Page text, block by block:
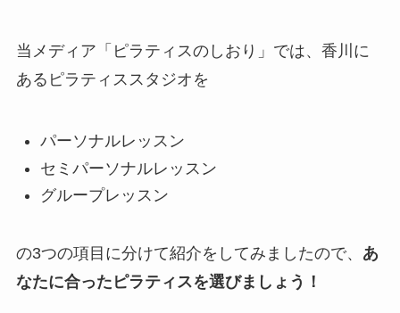
当メディア「ピラティスのしおり」では、香川に
あるピラティススタジオを
パーソナルレッスン
セミパーソナルレッスン
グループレッスン
の3つの項目に分けて紹介をしてみましたので、 あ
なたに合ったピラティスを選びましょう！